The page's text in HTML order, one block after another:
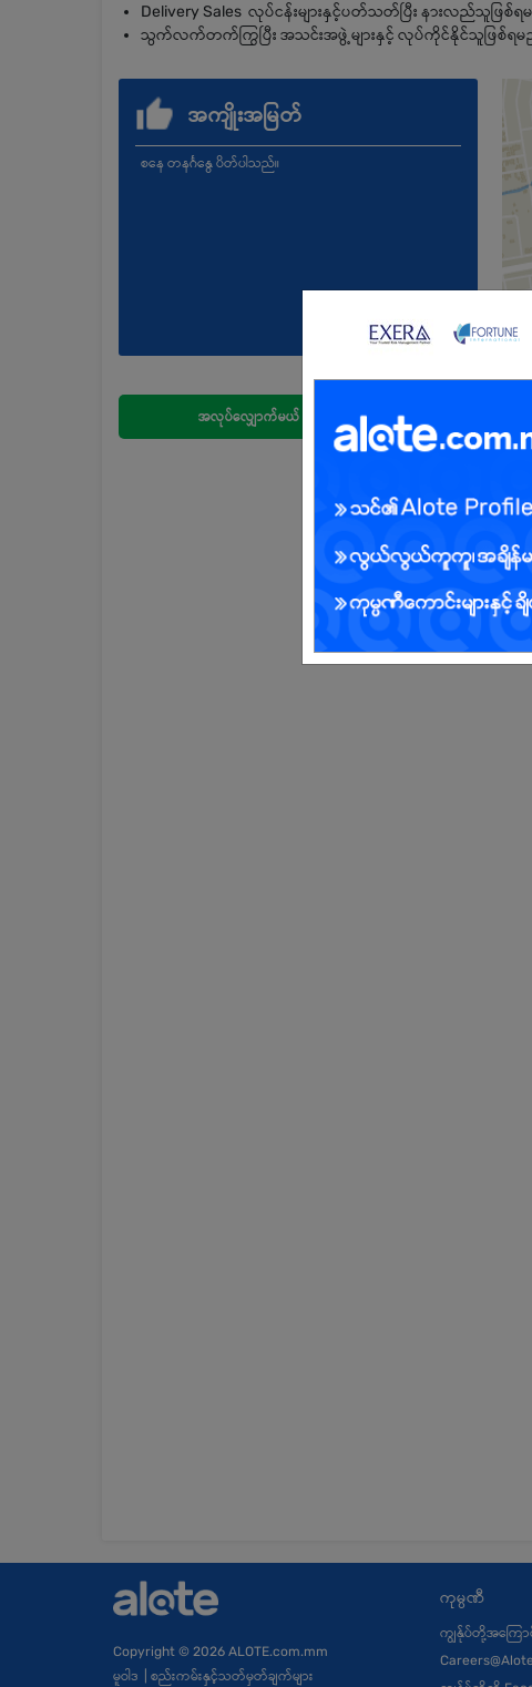
Delivery Sales လုပ်ငန်းများနှင့်ပတ်သတ်ပြီး နားလည်သူဖြစ်ရ
သွက်လက်တက်ကြွပြီး အသင်းအဖွဲ့များနှင့် လုပ်ကိုင်နိုင်သူဖြစ်ရမ
အကျိုးအမြတ်
စနေ တနင်္ဂနွေ ပိတ်ပါသည်။
အလုပ်လျှောက်မယ်
Copyright © 2026 ALOTE.com.mm
မူဝါဒ
စည်းကမ်းနှင့်သတ်မှတ်ချက်များ
ကုမ္ပဏီ
ကျွန်ုပ်တို့အကြော
Careers@Alote